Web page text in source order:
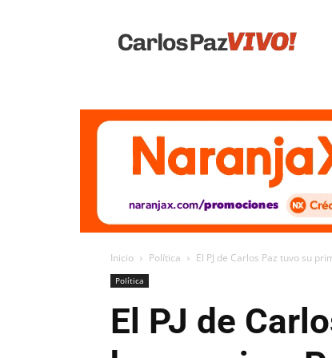
Vivo
Inicio Política El PJ de Carlos Paz tuvo su
Política
El PJ de